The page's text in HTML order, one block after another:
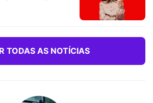
TODAS AS NOTÍCIAS